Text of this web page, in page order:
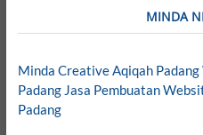
MINDA
Minda CreativeAqiqah Padang
Padang Jasa Pembuatan
Padang